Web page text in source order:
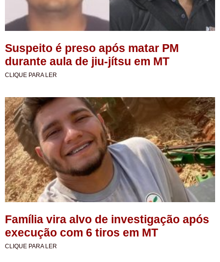
Suspeito é preso após matar PM
durante aula de jiu-jítsu em MT
CLIQUE PARA LER
Família vira alvo de investigação após
execução com 6 tiros em MT
CLIQUE PARA LER